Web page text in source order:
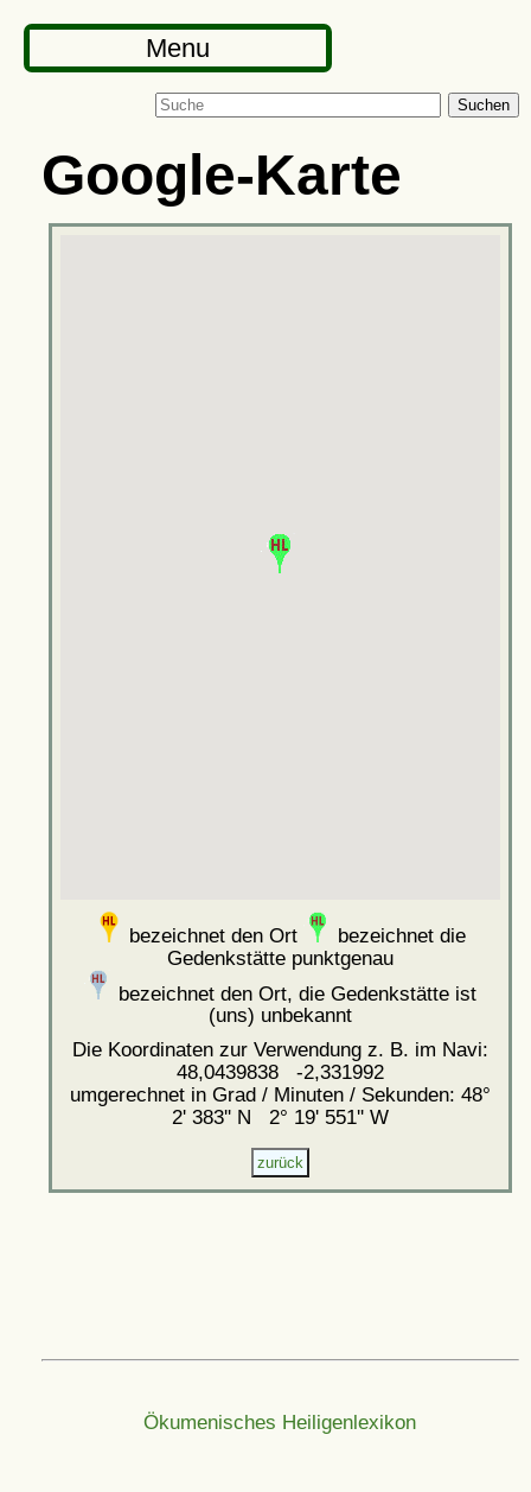
Menu
Suchen
Google-Karte
bezeichnet den Ort
bezeichnet die
Gedenkstätte punktgenau
bezeichnet den Ort, die Gedenkstätte ist
(uns) unbekannt
Die Koordinaten zur Verwendung z. B. im Navi:
48,0439838 -2,331992
umgerechnet in Grad / Minuten / Sekunden: 48°
2' 383'' N 2° 19' 551'' W
Ökumenisches Heiligenlexikon